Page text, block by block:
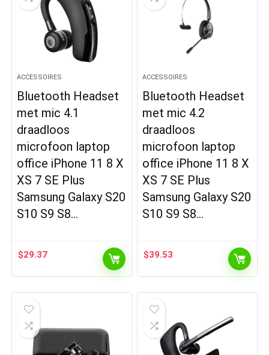
ACCESSOIRES
Bluetooth Headset
met mic 4.1
draadloos
microfoon laptop
office iPhone 11 8 X
XS 7 SE Plus
Samsung Galaxy S20
S10 S9 S8…
$29.37
ACCESSOIRES
Bluetooth Headset
met mic 4.2
draadloos
microfoon laptop
office iPhone 11 8 X
XS 7 SE Plus
Samsung Galaxy S20
S10 S9 S8…
$39.53